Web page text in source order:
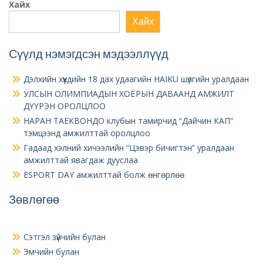
Хайх
Хайх
Сүүлд нэмэгдсэн мэдээллүүд
Дэлхийн хүүхдийн 18 дах удаагийн HAIKU шүлгийн уралдаан
УЛСЫН ОЛИМПИАДЫН ХОЁРЫН ДАВААНД АМЖИЛТ
ДҮҮРЭН ОРОЛЦЛОО
НАРАН ТАЕКВОНДО клубын тамирчид “Дайчин КАП”
тэмцээнд амжилттай оролцлоо
Гадаад хэлний хичээлийн “Цэвэр бичигтэн” уралдаан
амжилттай явагдаж дууслаа
ESPORT DAY амжилттай болж өнгөрлөө
Зөвлөгөө
Сэтгэл зүйчийн булан
Эмчийн булан